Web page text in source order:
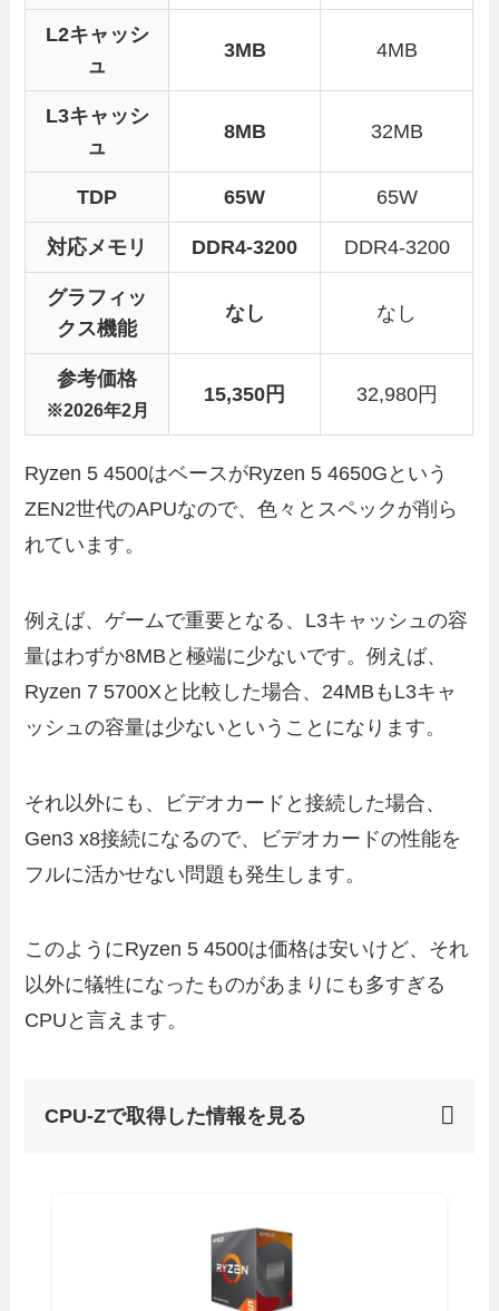
L2キャッシ
ュ
3MB 4MB
L3キャッシ
ュ
8MB 32MB
TDP 65W 65W
対応メモリ DDR4-3200 DDR4-3200
グラフィッ
クス機能
なし なし
参考価格
※2026年2月
15,350円 32,980円
Ryzen 5 4500はベースがRyzen 5 4650Gという
ZEN2世代のAPUなので、色々とスペックが削ら
れています。
例えば、ゲームで重要となる、L3キャッシュの容
量はわずか8MBと極端に少ないです。例えば、
Ryzen 7 5700Xと比較した場合、24MBもL3キャ
ッシュの容量は少ないということになります。
それ以外にも、ビデオカードと接続した場合、
Gen3 x8接続になるので、ビデオカードの性能を
フルに活かせない問題も発生します。
このようにRyzen 5 4500は価格は安いけど、それ
以外に犠牲になったものがあまりにも多すぎる
CPUと言えます。
CPU-Zで取得した情報を見る